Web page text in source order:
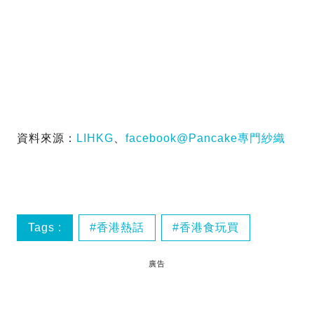
資料來源： LIHKG facebook@Pancake專門紗織
Tags : 香港熱話 香港食玩買
廣告